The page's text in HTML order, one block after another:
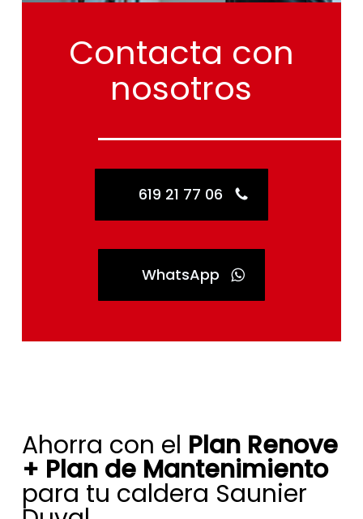
nosotros
619 21 77 06
WhatsApp
+ Plan de Mantenimiento
para tu caldera Saunier
Duval.